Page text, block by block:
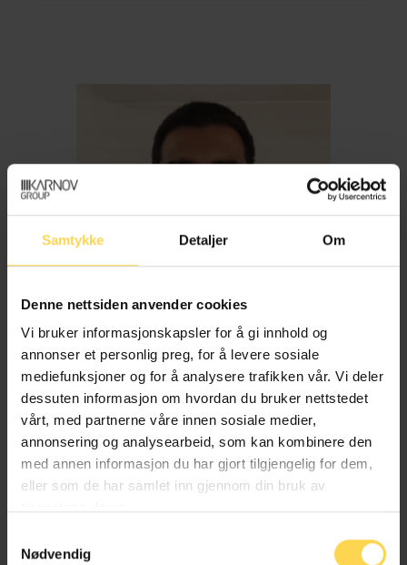
Samtykke Detaljer Om
Denne nettsiden anvender cookies
Vi bruker informasjonskapsler for å gi innhold og
annonser et personlig preg, for å levere sosiale
mediefunksjoner og for å analysere trafikken vår. Vi deler
dessuten informasjon om hvordan du bruker nettstedet
vårt, med partnerne våre innen sosiale medier,
annonsering og analysearbeid, som kan kombinere den
med annen informasjon du har gjort tilgjengelig for dem,
eller som de har samlet inn gjennom din bruk av
Nødvendig
Imran Haider
Trygderett og pensjonsrett